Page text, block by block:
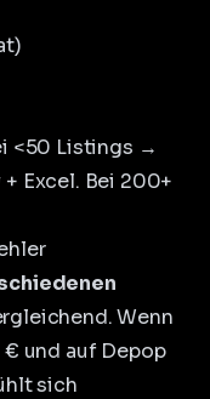
<50 Listings →
Excel. Bei 200+
Wenn
und auf Depop
sich